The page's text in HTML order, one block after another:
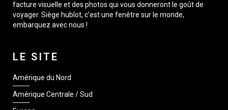
facture visuelle et des photos qui vous donneront le goût de
voyager. Siège hublot, c’est une fenêtre sur le monde,
embarquez avec nous !
LE SITE
Amérique du Nord
Amérique Centrale / Sud